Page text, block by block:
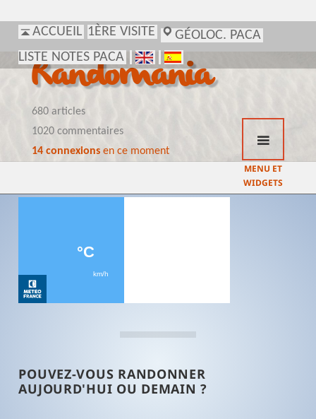
ACCUEIL 1ÈRE VISITE
GÉOLOC. PACA
LISTE NOTES PACA
Randomania
680 articles
1020 commentaires
14 connexionsen ce moment
MENU ET
WIDGETS
POUVEZ-VOUS RANDONNER
AUJOURD'HUI OU DEMAIN ?